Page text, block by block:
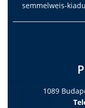
semmelweis-
1089